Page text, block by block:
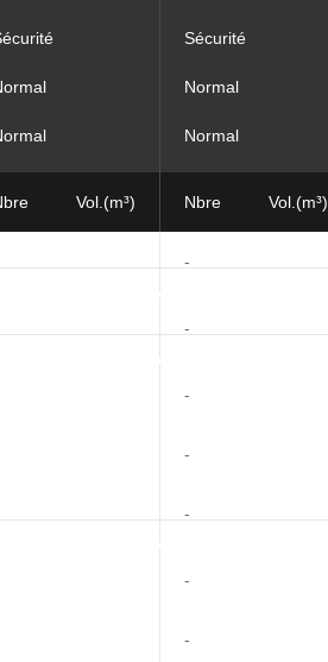
Sécurité
Normal
Normal
Vol.(m³) Nbre Vol.(m³)
-
-
-
-
-
-
-